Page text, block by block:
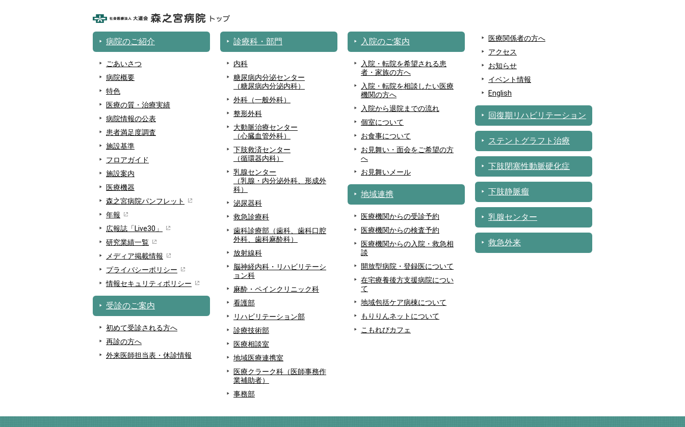
病院のご紹介
ごあいさつ
病院概要
特色
医療の質・治療実績
病院情報の公表
患者満足度調査
施設基準
フロアガイド
施設案内
医療機器
森之宮病院パンフレット
年報
広報誌「Live30」
研究業績一覧
メディア掲載情報
プライバシーポリシー
情報セキュリティポリシー
受診のご案内
初めて受診される方へ
再診の方へ
外来医師担当表・休診情報
診療科・部門
内科
糖尿病内分泌センター
（糖尿病内分泌内科）
外科（一般外科）
整形外科
大動脈治療センター
（心臓血管外科）
下肢救済センター
（循環器内科）
乳腺センター
（乳腺・内分泌外科、形成外
科）
泌尿器科
救急診療科
歯科診療部（歯科、歯科口腔
外科、歯科麻酔科）
放射線科
脳神経内科・リハビリテーシ
ョン科
麻酔・ペインクリニック科
看護部
リハビリテーション部
診療技術部
医療相談室
地域医療連携室
医療クラーク科（医師事務作
業補助者）
事務部
入院のご案内
入院・転院を希望される患
者・家族の方へ
入院・転院を相談したい医療
機関の方へ
入院から退院までの流れ
個室について
お食事について
お見舞い・面会をご希望の方
へ
お見舞いメール
地域連携
医療機関からの受診予約
医療機関からの検査予約
医療機関からの入院・救急相
談
開放型病院・登録医について
在宅療養後方支援病院につい
て
地域包括ケア病棟について
もりりんネットについて
こもれびカフェ
医療関係者の方へ
アクセス
お知らせ
イベント情報
English
回復期リハビリテーション
ステントグラフト治療
下肢閉塞性動脈硬化症
下肢静脈瘤
乳腺センター
救急外来